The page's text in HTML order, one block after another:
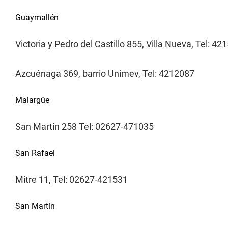
Guaymallén
Victoria y Pedro del Castillo 855, Villa Nueva, Tel:
Azcuénaga 369, barrio Unimev, Tel: 4212087
Malargüe
San Martín 258 Tel: 02627-471035
San Rafael
Mitre 11, Tel: 02627-421531
San Martín